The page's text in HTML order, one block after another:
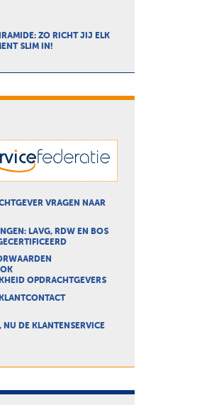
ZO RICHT JIJ ELK
SLIM IN!
VRAGEN NAAR
LAVG, RDW EN BOS
OPDRACHTGEVERS
NU DE KLANTENSERVICE